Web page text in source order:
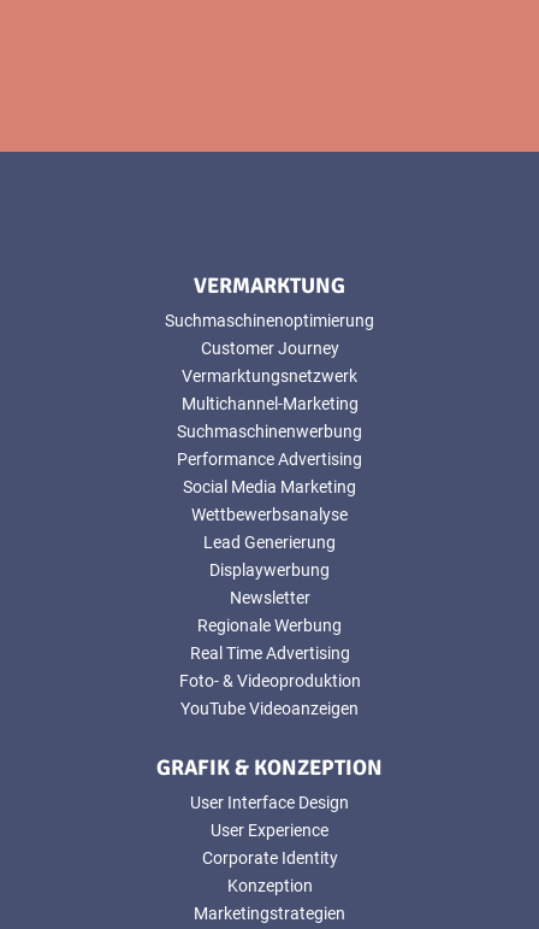
VERMARKTUNG
Suchmaschinenoptimierung
Customer Journey
Vermarktungsnetzwerk
Multichannel-Marketing
Suchmaschinenwerbung
Performance Advertising
Social Media Marketing
Wettbewerbsanalyse
Lead Generierung
Displaywerbung
Newsletter
Regionale Werbung
Real Time Advertising
Foto- & Videoproduktion
YouTube Videoanzeigen
GRAFIK & KONZEPTION
User Interface Design
User Experience
Corporate Identity
Konzeption
Marketingstrategien